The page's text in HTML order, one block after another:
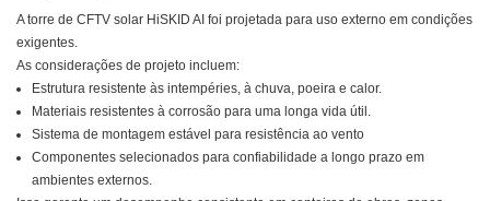
A torre de CFTV solar HiSKID AI foi projetada para uso externo em condições
exigentes.
As considerações de projeto incluem:
Estrutura resistente às intempéries, à chuva, poeira e calor.
Materiais resistentes à corrosão para uma longa vida útil.
Sistema de montagem estável para resistência ao vento
Componentes selecionados para confiabilidade a longo prazo em
ambientes externos.